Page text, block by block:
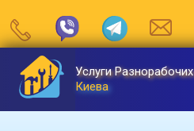
Услуги Разнорабочих
Киева